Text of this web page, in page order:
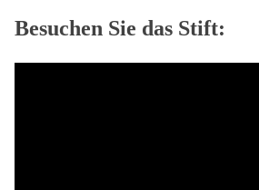
Besuchen Sie das Stift: